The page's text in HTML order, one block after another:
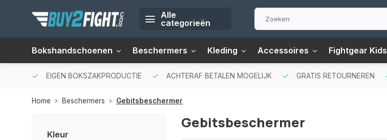
Alle
categorieën
Bokshandschoenen Beschermers Kleding Accessoires Fightgear Kids
EIGEN BOKSZAKPRODUCTIE ACHTERAF BETALEN MOGELIJK GRATIS RETOURNEREN
Home Beschermers Gebitsbeschermer
Kleur
Gebitsbeschermer